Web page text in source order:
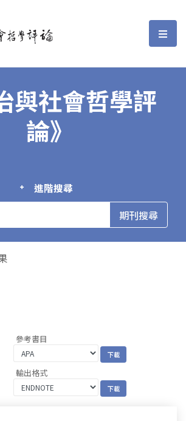
哲學評論 選
與社會哲學評
論》
進階搜尋
參考書目
輸出格式